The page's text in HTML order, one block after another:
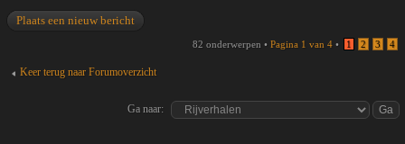
Plaats een nieuw bericht
82 onderwerpen • Pagina 1 van 4 • 1 2 3 4
Keer terug naar Forumoverzicht
Ga naar: